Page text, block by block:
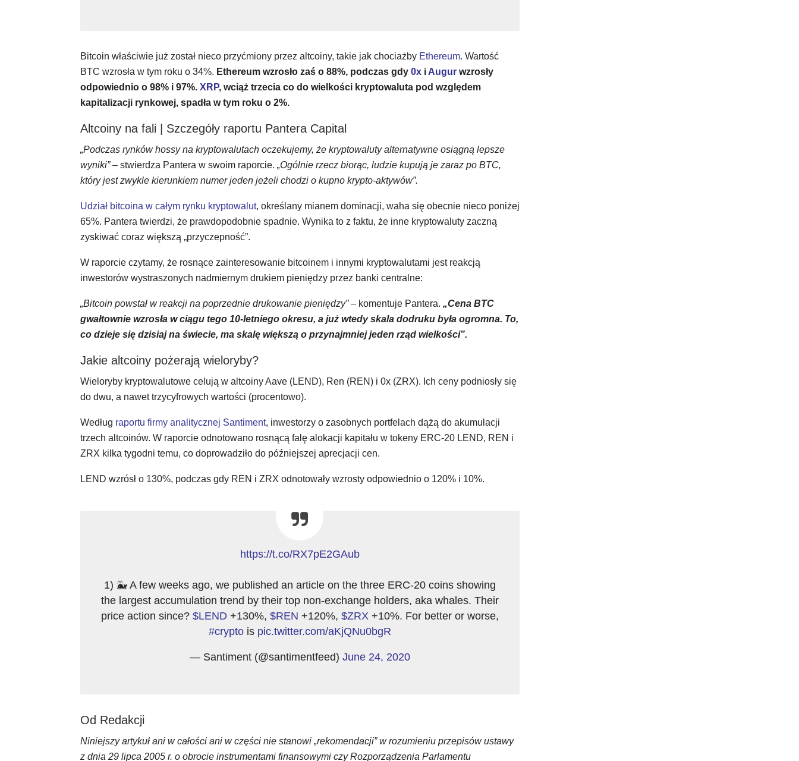
Bitcoin właściwie już został nieco przyćmiony przez altcoiny, takie jak chociażby Ethereum. Wartość
BTC wzrosła w tym roku o 34%. Ethereum wzrosło zaś o 88%, podczas gdy 0xi Augurwzrosły
odpowiednio o 98% i 97%. XRP, wciąż trzecia co do wielkości kryptowaluta pod względem
kapitalizacji rynkowej, spadła w tym roku o 2%.
Altcoiny na fali | Szczegóły raportu Pantera Capital
„Podczas rynków hossy na kryptowalutach oczekujemy, że kryptowaluty alternatywne osiągną lepsze
wyniki”– stwierdza Pantera w swoim raporcie. „Ogólnie rzecz biorąc, ludzie kupują je zaraz po BTC,
który jest zwykle kierunkiem numer jeden jeżeli chodzi o kupno krypto-aktywów”.
Udział bitcoina w całym rynku kryptowalut, określany mianem dominacji, waha się obecnie nieco poniżej
65%. Pantera twierdzi, że prawdopodobnie spadnie. Wynika to z faktu, że inne kryptowaluty zaczną
zyskiwać coraz większą „przyczepność”.
W raporcie czytamy, że rosnące zainteresowanie bitcoinem i innymi kryptowalutami jest reakcją
inwestorów wystraszonych nadmiernym drukiem pieniędzy przez banki centralne:
„Bitcoin powstał w reakcji na poprzednie drukowanie pieniędzy”– komentuje Pantera. „Cena BTC
gwałtownie wzrosła w ciągu tego 10-letniego okresu, a już wtedy skala dodruku była ogromna. To,
co dzieje się dzisiaj na świecie, ma skalę większą o przynajmniej jeden rząd wielkości”.
Jakie altcoiny pożerają wieloryby?
Wieloryby kryptowalutowe celują w altcoiny Aave (LEND), Ren (REN) i 0x (ZRX). Ich ceny podniosły się
do dwu, a nawet trzycyfrowych wartości (procentowo).
Według raportu firmy analitycznej Santiment, inwestorzy o zasobnych portfelach dążą do akumulacji
trzech altcoinów. W raporcie odnotowano rosnącą falę alokacji kapitału w tokeny ERC-20 LEND, REN i
ZRX kilka tygodni temu, co doprowadziło do późniejszej aprecjacji cen.
LEND wzrósł o 130%, podczas gdy REN i ZRX odnotowały wzrosty odpowiednio o 120% i 10%.
https://t.co/RX7pE2GAub
1) 🐳 A few weeks ago, we published an article on the three ERC-20 coins showing
the largest accumulation trend by their top non-exchange holders, aka whales. Their
price action since? $LEND +130%, $REN +120%, $ZRX +10%. For better or worse,
#cryptois pic.twitter.com/aKjQNu0bgR
— Santiment (@santimentfeed) June 24, 2020
Od Redakcji
Niniejszy artykuł ani w całości ani w części nie stanowi „rekomendacji” w rozumieniu przepisów ustawy
z dnia 29 lipca 2005 r. o obrocie instrumentami finansowymi czy Rozporządzenia Parlamentu